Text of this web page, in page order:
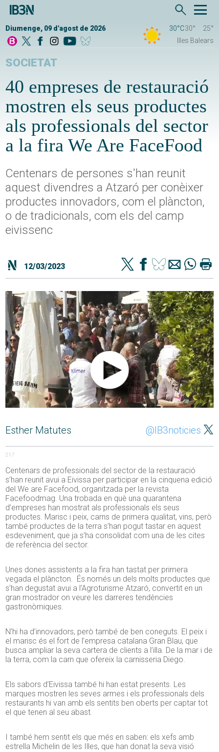
Diumenge, 09 d'agost de 2026 30°C30°
25°
Illes Balears
SOCIETAT
40 empreses de restauració
mostren els seus productes
als professionals del sector
a la fira We Are FaceFood
Centenars de persones s'han reunit
aquest divendres a Atzaró per conèixer
productes innovadors, com el plàncton,
o de tradicionals, com els del camp
eivissenc
12/03/2023
Esther Matutes @IB3noticies
217
Centenars de professionals del sector de la restauració
s’han reunit avui a Eivissa per participar en la cinquena edició
del We are Facefood, organitzada per la revista
Facefoodmag. Una trobada en què una quarantena
d’empreses han mostrat als professionals els seus
productes. Marisc i peix, carns de primera qualitat, vins, però
també productes de la terra s’han pogut tastar en aquest
esdeveniment, que ja s’ha consolidat com una de les cites
de referència del sector.
Unes dones assistents a la fira han tastat per primera
vegada el plàncton. És només un dels molts productes que
s’han degustat avui a l’Agroturisme Atzaró, convertit en un
gran mostrador on veure les darreres tendències
gastronòmiques.
N’hi ha d’innovadors, però també de ben coneguts. El peix i
el marisc és el fort de l’empresa catalana Gran Blau, que
busca ampliar la seva cartera de clients a l’illa. De la mar i de
la terra, com la carn que ofereix la carnisseria Diego.
Els sabors d’Eivissa també hi han estat presents. Les
marques mostren les seves armes i els professionals dels
restaurants hi van amb els sentits ben oberts per captar tot
el que tenen al seu abast.
I també hem sentit els que més en saben: els xefs amb
estrella Michelin de les Illes, que han donat la seva visió